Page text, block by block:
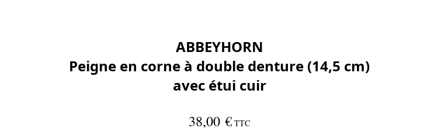
ABBEYHORN
Peigne en corne à double denture (14,5 cm)
avec étui cuir
38,00 € TTC